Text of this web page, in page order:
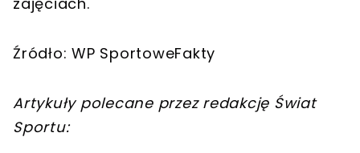
Źródło: WP SportoweFakty
Artykuły polecane przez redakcję Świat
Sportu: